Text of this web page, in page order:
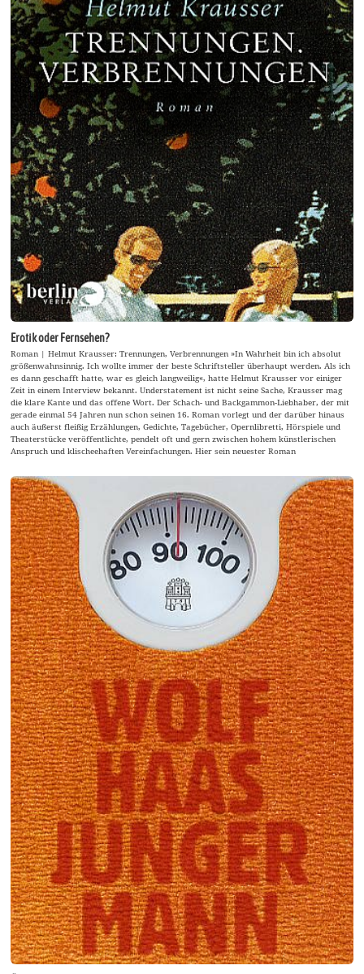
Erotik oder Fernsehen?
Roman | Helmut Krausser: Trennungen, Verbrennungen »In Wahrheit bin ich absolut
größenwahnsinnig. Ich wollte immer der beste Schriftsteller überhaupt werden. Als ich
es dann geschafft hatte, war es gleich langweilig«, hatte Helmut Krausser vor einiger
Zeit in einem Interview bekannt. Understatement ist nicht seine Sache, Krausser mag
die klare Kante und das offene Wort. Der Schach- und Backgammon-Liebhaber, der mit
gerade einmal 54 Jahren nun schon seinen 16. Roman vorlegt und der darüber hinaus
auch äußerst fleißig Erzählungen, Gedichte, Tagebücher, Opernlibretti, Hörspiele und
Theaterstücke veröffentlichte, pendelt oft und gern zwischen hohem künstlerischen
Anspruch und klischeehaften Vereinfachungen. Hier sein neuester Roman